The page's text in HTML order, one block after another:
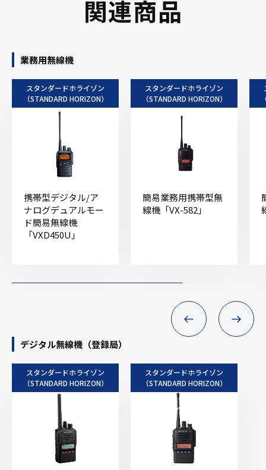
関連商品
業務用無線機
スタンダードホライゾン
（STANDARD HORIZON）
携帯型デジタル/ア
ナログデュアルモー
ド簡易無線機
「VXD450U」
スタンダードホライゾン
（STANDARD HORIZON）
簡易業務用携帯型無
線機「VX-582」
デジタル無線機（登録局）
スタンダードホライゾン
（STANDARD HORIZON）
スタンダードホライゾン
（STANDARD HORIZON）